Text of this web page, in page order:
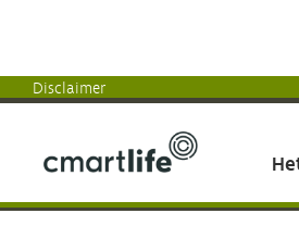
Disclaimer